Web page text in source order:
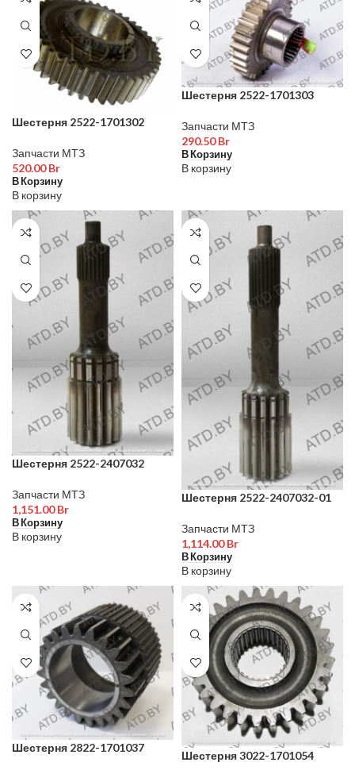
Шестерня 2522-1701302
Запчасти МТЗ
520.00Br
В Корзину
В корзину
Шестерня 2522-1701303
Запчасти МТЗ
290.50Br
В Корзину
В корзину
Шестерня 2522-2407032
Запчасти МТЗ
1,151.00Br
В Корзину
В корзину
Шестерня 2522-2407032-01
Запчасти МТЗ
1,114.00Br
В Корзину
В корзину
Шестерня 2822-1701037
Шестерня 3022-1701054